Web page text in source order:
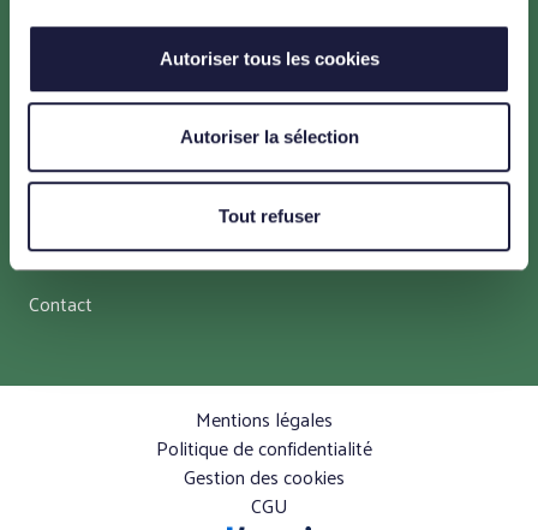
Autoriser tous les cookies
Autoriser la sélection
Tout refuser
Un projet pour la transition énergétique
Un projet en faveur de l’environnement
Un projet maîtrisé et adapté au territoire
Les ressources et actualités
Contact
Mentions légales
Politique de confidentialité
Gestion des cookies
CGU